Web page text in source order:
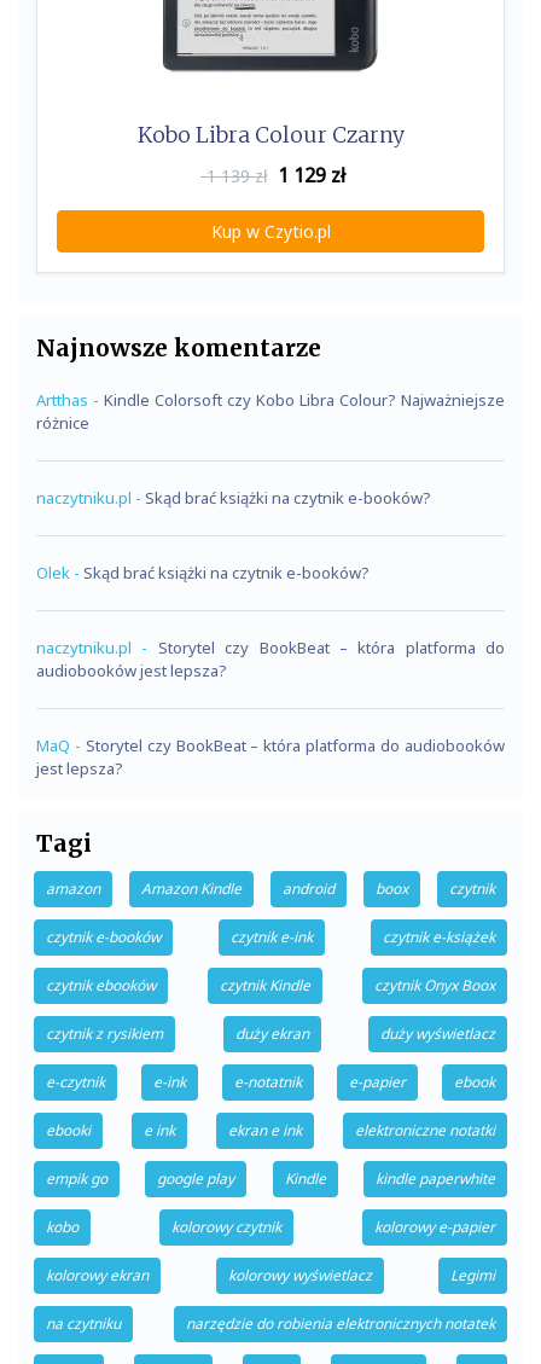
Kobo Libra Colour Czarny
1 139 zł 1 129zł
Kup w Czytio.pl
Najnowsze komentarze
Artthas - Kindle Colorsoft czy Kobo Libra Colour? Najważniejsze
różnice
naczytniku.pl - Skąd brać książki na czytnik e-booków?
Olek - Skąd brać książki na czytnik e-booków?
naczytniku.pl - Storytel czy BookBeat – która platforma do
audiobooków jest lepsza?
MaQ - Storytel czy BookBeat – która platforma do audiobooków
jest lepsza?
Tagi
amazon Amazon Kindle android boox czytnik
czytnik e-booków czytnik e-ink czytnik e-książek
czytnik ebooków czytnik Kindle czytnik Onyx Boox
czytnik z rysikiem duży ekran duży wyświetlacz
e-czytnik e-ink e-notatnik e-papier ebook
ebooki e ink ekran e ink elektroniczne notatki
empik go google play Kindle kindle paperwhite
kobo kolorowy czytnik kolorowy e-papier
kolorowy ekran kolorowy wyświetlacz Legimi
na czytniku narzędzie do robienia elektronicznych notatek